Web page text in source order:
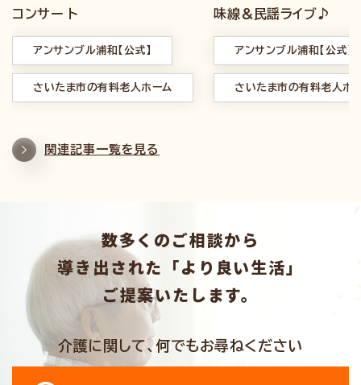
コンサー ト
アンサンブル浦和【公式】
さいたま市の有料老人ホーム
味線＆民謡ライブ♪
アンサンブル浦和【公式】
さいたま市の有料老人ホ
関連記事一覧を見る
数多くのご相談から
導き出された「より良い生活」
ご提案いたします。
介護に関して、何でもお尋ねください